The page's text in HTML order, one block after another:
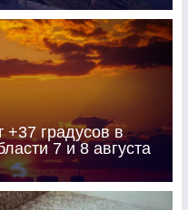
+37 градусов в
7 и 8 августа